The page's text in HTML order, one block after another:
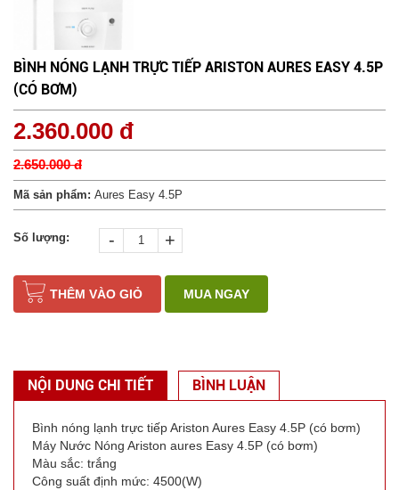
BÌNH NÓNG LẠNH TRỰC TIẾP ARISTON AURES EASY 4.5P
(CÓ BƠM)
2.360.000 đ
2.650.000 đ
Mã sản phẩm: Aures Easy 4.5P
Số lượng: - +
THÊM VÀO GIỎ MUA NGAY
NỘI DUNG CHI TIẾT BÌNH LUẬN
Bình nóng lạnh trực tiếp Ariston Aures Easy 4.5P (có bơm)
Máy Nước Nóng Ariston aures Easy 4.5P (có bơm)
Màu sắc: trắng
Công suất định mức: 4500(W)